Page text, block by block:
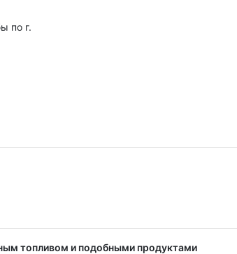
по г.
топливом и подобными продуктами